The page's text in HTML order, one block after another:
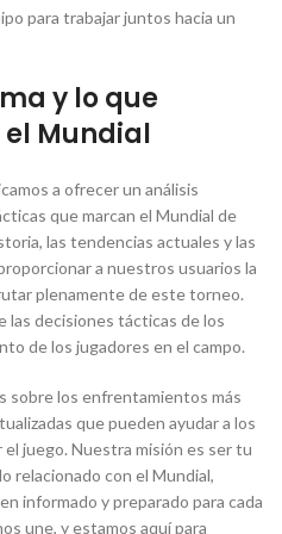
para trabajar juntos hacia un
y lo que
Mundial
a ofrecer un análisis
que marcan el Mundial de
las tendencias actuales y las
a nuestros usuarios la
plenamente de este torneo.
las decisiones tácticas de los
de los jugadores en el campo.
sobre los enfrentamientos más
que pueden ayudar a los
juego. Nuestra misión es ser tu
relacionado con el Mundial,
informado y preparado para cada
une, y estamos aquí para